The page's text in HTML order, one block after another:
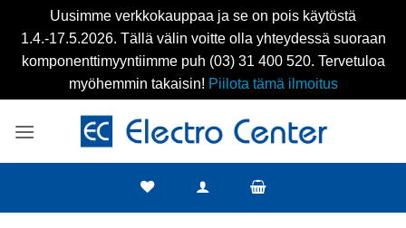
Uusimme verkkokauppaa ja se on pois käytöstä
1.4.-17.5.2026. Tällä välin voitte olla yhteydessä suoraan
komponenttimyyntiimme puh (03) 31 400 520. Tervetuloa
myöhemmin takaisin! Piilota tämä ilmoitus